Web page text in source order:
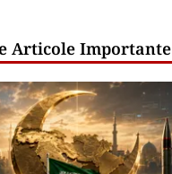
Articole Importante